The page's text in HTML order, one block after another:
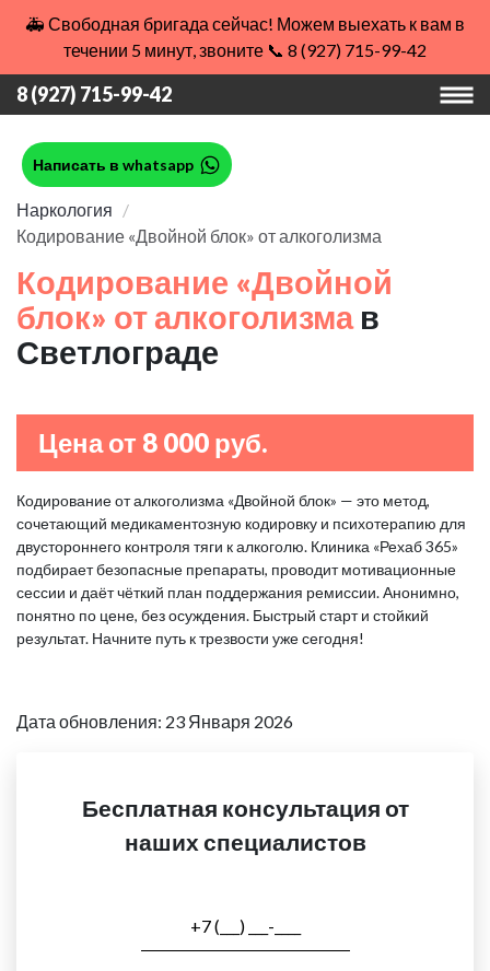
🚑 Свободная бригада сейчас! Можем выехать к вам в
течении 5 минут, звоните 📞 8 (927) 715-99-42
8 (927) 715-99-42
Написать в whatsapp
Наркология
Кодирование «Двойной блок» от алкоголизма
Кодирование «Двойной
блок» от алкоголизма в
Светлограде
Цена от 8 000 руб.
Кодирование от алкоголизма «Двойной блок» — это метод,
сочетающий медикаментозную кодировку и психотерапию для
двустороннего контроля тяги к алкоголю. Клиника «Рехаб 365»
подбирает безопасные препараты, проводит мотивационные
сессии и даёт чёткий план поддержания ремиссии. Анонимно,
понятно по цене, без осуждения. Быстрый старт и стойкий
результат. Начните путь к трезвости уже сегодня!
Дата обновления: 23 Января 2026
Бесплатная консультация от
наших специалистов